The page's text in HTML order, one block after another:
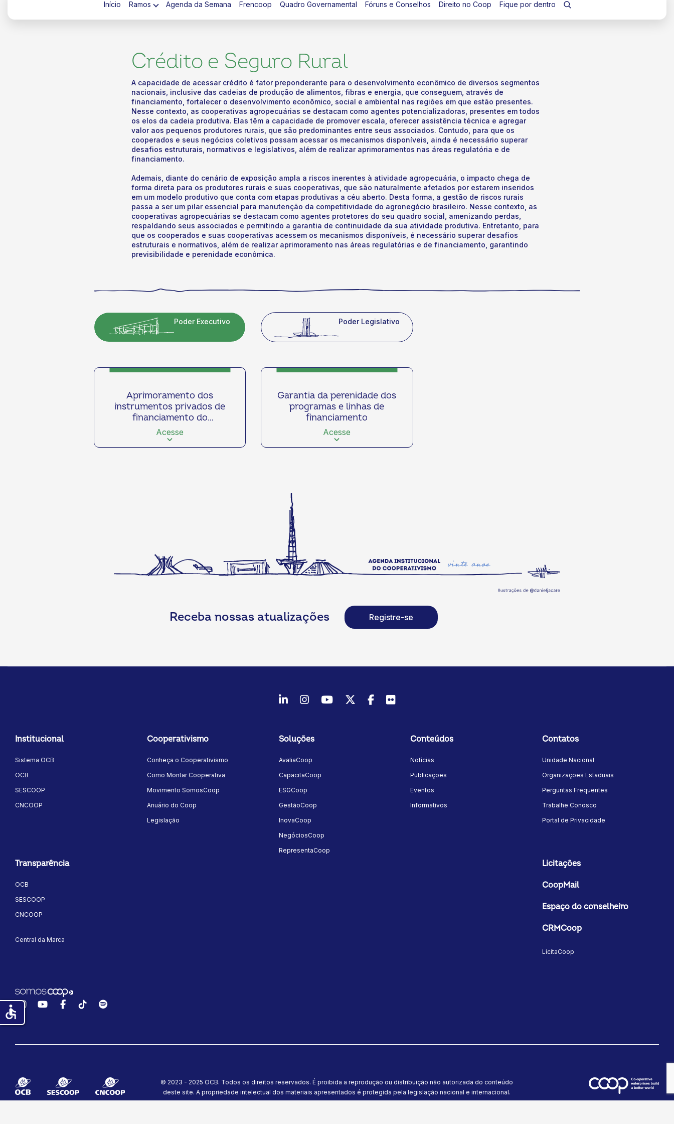
Início Ramos Agenda da Semana Frencoop Quadro Governamental Fóruns e Conselhos Direito no Coop Fique por dentro
Crédito e Seguro Rural
A capacidade de acessar crédito é fator preponderante para o desenvolvimento econômico de diversos segmentos
nacionais, inclusive das cadeias de produção de alimentos, fibras e energia, que conseguem, através de
financiamento, fortalecer o desenvolvimento econômico, social e ambiental nas regiões em que estão presentes.
Nesse contexto, as cooperativas agropecuárias se destacam como agentes potencializadoras, presentes em todos
os elos da cadeia produtiva. Elas têm a capacidade de promover escala, oferecer assistência técnica e agregar
valor aos pequenos produtores rurais, que são predominantes entre seus associados. Contudo, para que os
cooperados e seus negócios coletivos possam acessar os mecanismos disponíveis, ainda é necessário superar
desafios estruturais, normativos e legislativos, além de realizar aprimoramentos nas áreas regulatória e de
financiamento.
Ademais, diante do cenário de exposição ampla a riscos inerentes à atividade agropecuária, o impacto chega de
forma direta para os produtores rurais e suas cooperativas, que são naturalmente afetados por estarem inseridos
em um modelo produtivo que conta com etapas produtivas a céu aberto. Desta forma, a gestão de riscos rurais
passa a ser um pilar essencial para manutenção da competitividade do agronegócio brasileiro. Nesse contexto, as
cooperativas agropecuárias se destacam como agentes protetores do seu quadro social, amenizando perdas,
respaldando seus associados e permitindo a garantia de continuidade da sua atividade produtiva. Entretanto, para
que os cooperados e suas cooperativas acessem os mecanismos disponíveis, é necessário superar desafios
estruturais e normativos, além de realizar aprimoramento nas áreas regulatórias e de financiamento, garantindo
previsibilidade e perenidade econômica.
Poder Executivo Poder Legislativo
Aprimoramento dos
instrumentos privados de
financiamento do
cooperativismo agropecuário
Acesse
Garantia da perenidade dos
programas e linhas de
financiamento
Acesse
Receba nossas atualizações Registre-se
LinkedInInstagram
YoutubeTwitter/X
Facebook
Flickr
Institucional
Sistema OCB
OCB
SESCOOP
CNCOOP
Cooperativismo
Conheça o Cooperativismo
Como Montar Cooperativa
Movimento SomosCoop
Anuário do Coop
Legislação
Soluções
AvaliaCoop
CapacitaCoop
ESGCoop
GestãoCoop
InovaCoop
NegóciosCoop
RepresentaCoop
Conteúdos
Notícias
Publicações
Eventos
Informativos
Contatos
Unidade Nacional
Organizações Estaduais
Perguntas Frequentes
Trabalhe Conosco
Portal de Privacidade
Transparência
OCB
SESCOOP
CNCOOP
Central da Marca
Licitações
CoopMail
Espaço do conselheiro
CRMCoop
LicitaCoop
InstagramYouTubeFacebook
TikTokSpotify
© 2023 - 2025 OCB. Todos os direitos reservados. É proibida a reprodução ou distribuição não autorizada do conteúdo
deste site.A propriedade intelectual dos materiais apresentados é protegida pela legislação nacional e internacional.
accessible